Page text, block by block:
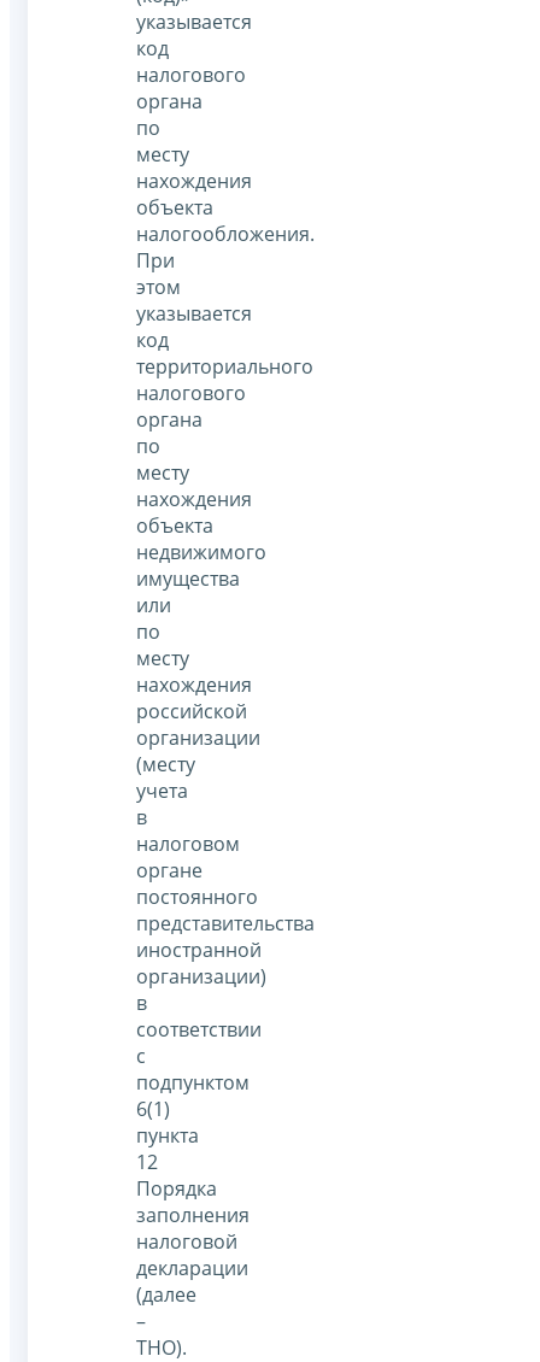
указывается
код
налогового
органа
по
месту
нахождения
объекта
налогообложения.
При
этом
указывается
код
территориального
налогового
органа
по
месту
нахождения
объекта
недвижимого
имущества
или
по
месту
нахождения
российской
организации
(месту
учета
в
налоговом
органе
постоянного
представительства
иностранной
организации)
в
соответствии
с
подпунктом
6(1)
пункта
12
Порядка
заполнения
налоговой
декларации
(далее
–
ТНО).